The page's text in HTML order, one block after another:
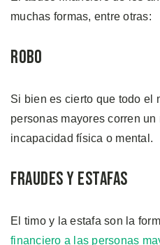
muchas formas, entre otras:
Robo
Si bien es cierto que todo el
personas mayores corren
incapacidad física o mental.
Fraudes y Estafas
El timo y la estafa son la
financiero a las personas